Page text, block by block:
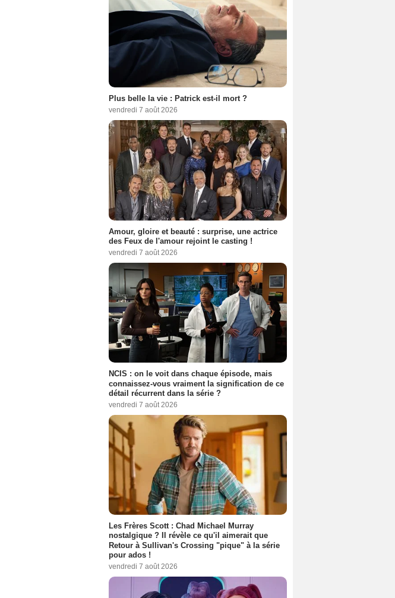
Plus belle la vie : Patrick est-il mort ?
vendredi 7 août 2026
Amour, gloire et beauté : surprise, une actrice
des Feux de l'amour rejoint le casting !
vendredi 7 août 2026
NCIS : on le voit dans chaque épisode, mais
connaissez-vous vraiment la signification de ce
détail récurrent dans la série ?
vendredi 7 août 2026
Les Frères Scott : Chad Michael Murray
nostalgique ? Il révèle ce qu'il aimerait que
Retour à Sullivan's Crossing "pique" à la série
pour ados !
vendredi 7 août 2026